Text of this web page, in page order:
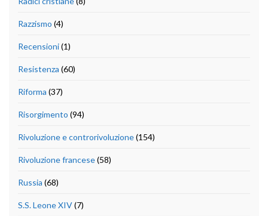
Razzismo (4)
Recensioni(1)
Resistenza (60)
Riforma (37)
Risorgimento (94)
Rivoluzione e controrivoluzione(154)
Rivoluzione francese(58)
Russia (68)
S.S. Leone XIV(7)